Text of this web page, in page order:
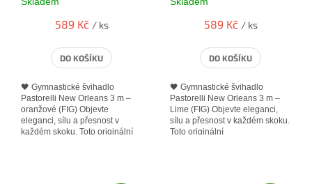
589 Kč / ks
DO KOŠÍKU
🖤 Gymnastické švihadlo
Pastorelli New Orleans 3 m –
oranžové (FIG) Objevte
eleganci, sílu a přesnost v
každém skoku. Toto originální
589 Kč / ks
DO KOŠÍKU
🖤 Gymnastické švihadlo
Pastorelli New Orleans 3 m –
Lime (FIG) Objevte eleganci,
sílu a přesnost v každém skoku.
Toto originální